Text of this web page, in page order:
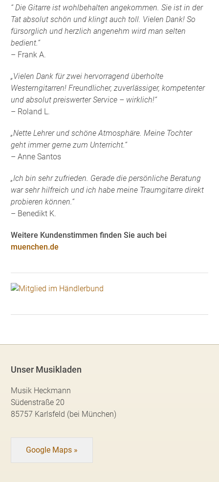
“ Die Gitarre ist wohlbehalten angekommen. Sie ist in der
Tat absolut schön und klingt auch toll. Vielen Dank! So
fürsorglich und herzlich angenehm wird man selten
bedient.“
– Frank A.
„Vielen Dank für zwei hervorragend überholte
Westerngitarren! Freundlicher, zuverlässiger, kompetenter
und absolut preiswerter Service – wirklich!“
– Roland L.
„Nette Lehrer und schöne Atmosphäre. Meine Tochter
geht immer gerne zum Unterricht.“
– Anne Santos
„Ich bin sehr zufrieden. Gerade die persönliche Beratung
war sehr hilfreich und ich habe meine Traumgitarre direkt
probieren können.“
– Benedikt K.
Weitere Kundenstimmen finden Sie auch bei
muenchen.de
Unser Musikladen
Musik Heckmann
Südenstraße 20
85757 Karlsfeld (bei München)
Google Maps »